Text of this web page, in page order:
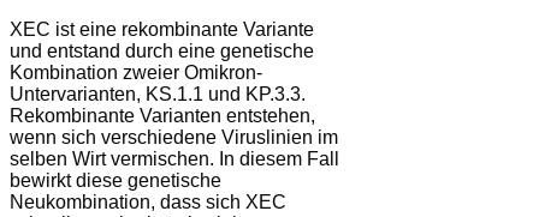
XEC ist eine rekombinante Variante
und entstand durch eine genetische
Kombination zweier Omikron-
Untervarianten, KS.1.1 und KP.3.3.
Rekombinante Varianten entstehen,
wenn sich verschiedene Viruslinien im
selben Wirt vermischen. In diesem Fall
bewirkt diese genetische
Neukombination, dass sich XEC